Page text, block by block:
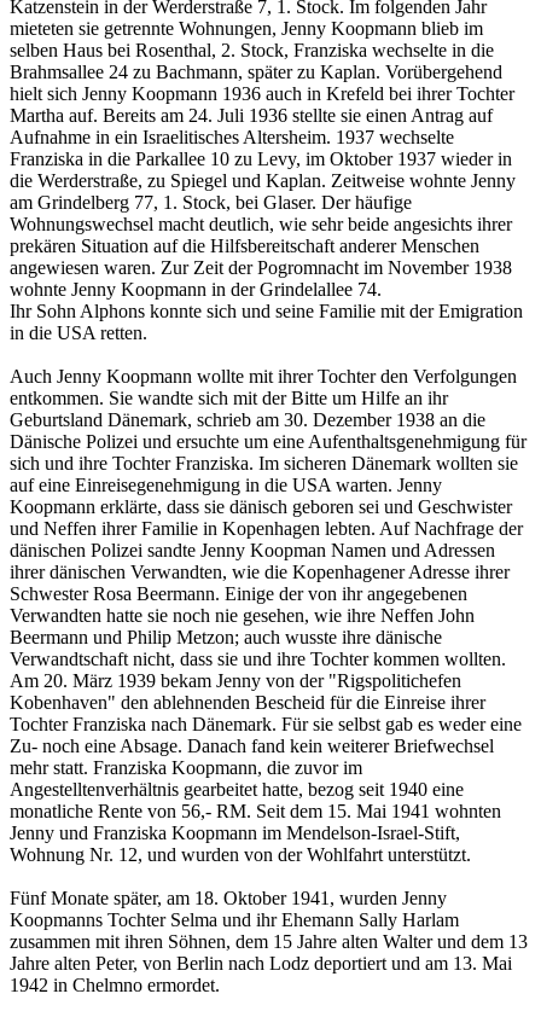
Katzenstein in der Werderstraße 7, 1. Stock. Im folgenden Jahr
mieteten sie getrennte Wohnungen, Jenny Koopmann blieb im
selben Haus bei Rosenthal, 2. Stock, Franziska wechselte in die
Brahmsallee 24 zu Bachmann, später zu Kaplan. Vorübergehend
hielt sich Jenny Koopmann 1936 auch in Krefeld bei ihrer Tochter
Martha auf. Bereits am 24. Juli 1936 stellte sie einen Antrag auf
Aufnahme in ein Israelitisches Altersheim. 1937 wechselte
Franziska in die Parkallee 10 zu Levy, im Oktober 1937 wieder in
die Werderstraße, zu Spiegel und Kaplan. Zeitweise wohnte Jenny
am Grindelberg 77, 1. Stock, bei Glaser. Der häufige
Wohnungswechsel macht deutlich, wie sehr beide angesichts ihrer
prekären Situation auf die Hilfsbereitschaft anderer Menschen
angewiesen waren. Zur Zeit der Pogromnacht im November 1938
wohnte Jenny Koopmann in der Grindelallee 74.
Ihr Sohn Alphons konnte sich und seine Familie mit der Emigration
in die USA retten.
Auch Jenny Koopmann wollte mit ihrer Tochter den Verfolgungen
entkommen. Sie wandte sich mit der Bitte um Hilfe an ihr
Geburtsland Dänemark, schrieb am 30. Dezember 1938 an die
Dänische Polizei und ersuchte um eine Aufenthaltsgenehmigung für
sich und ihre Tochter Franziska. Im sicheren Dänemark wollten sie
auf eine Einreisegenehmigung in die USA warten. Jenny
Koopmann erklärte, dass sie dänisch geboren sei und Geschwister
und Neffen ihrer Familie in Kopenhagen lebten. Auf Nachfrage der
dänischen Polizei sandte Jenny Koopman Namen und Adressen
ihrer dänischen Verwandten, wie die Kopenhagener Adresse ihrer
Schwester Rosa Beermann. Einige der von ihr angegebenen
Verwandten hatte sie noch nie gesehen, wie ihre Neffen John
Beermann und Philip Metzon; auch wusste ihre dänische
Verwandtschaft nicht, dass sie und ihre Tochter kommen wollten.
Am 20. März 1939 bekam Jenny von der "Rigspolitichefen
Kobenhaven" den ablehnenden Bescheid für die Einreise ihrer
Tochter Franziska nach Dänemark. Für sie selbst gab es weder eine
Zu- noch eine Absage. Danach fand kein weiterer Briefwechsel
mehr statt. Franziska Koopmann, die zuvor im
Angestelltenverhältnis gearbeitet hatte, bezog seit 1940 eine
monatliche Rente von 56,- RM. Seit dem 15. Mai 1941 wohnten
Jenny und Franziska Koopmann im Mendelson-Israel-Stift,
Wohnung Nr. 12, und wurden von der Wohlfahrt unterstützt.
Fünf Monate später, am 18. Oktober 1941, wurden Jenny
Koopmanns Tochter Selma und ihr Ehemann Sally Harlam
zusammen mit ihren Söhnen, dem 15 Jahre alten Walter und dem 13
Jahre alten Peter, von Berlin nach Lodz deportiert und am 13. Mai
1942 in Chelmno ermordet.